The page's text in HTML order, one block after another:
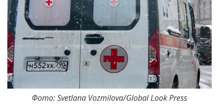
Фото: Svetlana Vozmilova/Global Look Press